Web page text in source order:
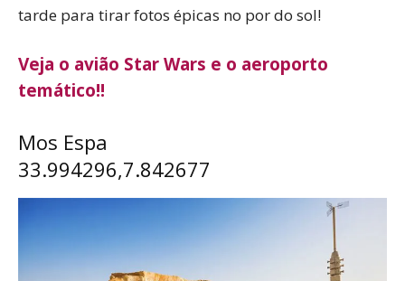
tarde para tirar fotos épicas no por do sol!
Veja o avião Star Wars e o aeroporto
temático!!
Mos Espa
33.994296,7.842677